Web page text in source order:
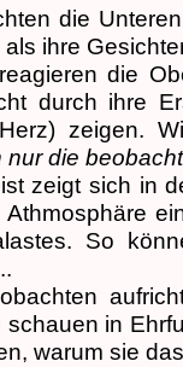
die
als ihre
die
durch ihre
zeigen.
nur die
zeigt sich in
So
schauen in
warum sie